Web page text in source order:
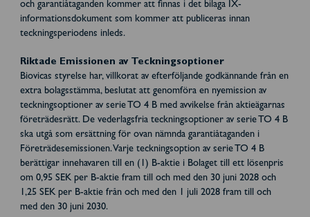
och garantiåtaganden kommer att finnas i det bilaga IX-
informationsdokument som kommer att publiceras innan
teckningsperiodens inleds.
Riktade Emissionen av Teckningsoptioner
Biovicas styrelse har, villkorat av efterföljande godkännande från en
extra bolagsstämma, beslutat att genomföra en nyemission av
teckningsoptioner av serie TO 4 B med avvikelse från aktieägarnas
företrädesrätt. De vederlagsfria teckningsoptioner av serie TO 4 B
ska utgå som ersättning för ovan nämnda garantiåtaganden i
Företrädesemissionen. Varje teckningsoption av serie TO 4 B
berättigar innehavaren till en (1) B-aktie i Bolaget till ett lösenpris
om 0,95 SEK per B-aktie fram till och med den 30 juni 2028 och
1,25 SEK per B-aktie från och med den 1 juli 2028 fram till och
med den 30 juni 2030.